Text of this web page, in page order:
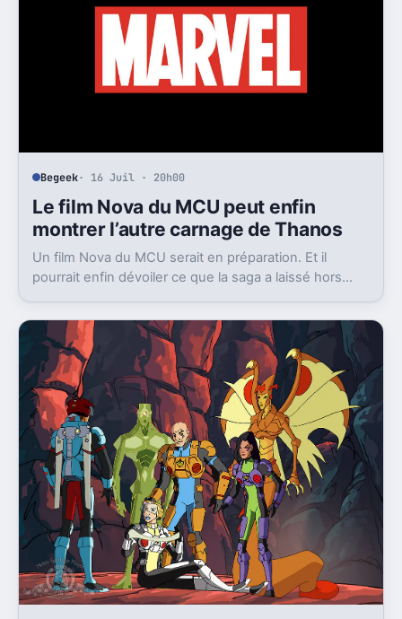
Begeek· 16 Juil · 20h00
Le film Nova du MCU peut enfin
montrer l’autre carnage de Thanos
Un film Nova du MCU serait en préparation. Et il
pourrait enfin dévoiler ce que la saga a laissé hors